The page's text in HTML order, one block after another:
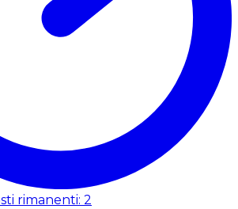
rimanenti: 2